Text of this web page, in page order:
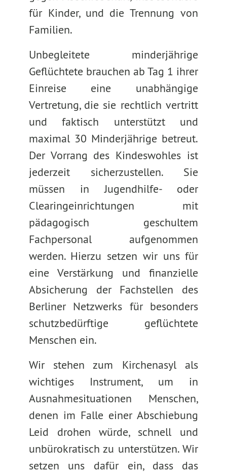
für Kinder, und die Trennung von
Familien.
Unbegleitete minderjährige
Geflüchtete brauchen ab Tag 1 ihrer
Einreise eine unabhängige
Vertretung, die sie rechtlich vertritt
und faktisch unterstützt und
maximal 30 Minderjährige betreut.
Der Vorrang des Kindeswohles ist
jederzeit sicherzustellen. Sie
müssen in Jugendhilfe- oder
Clearingeinrichtungen mit
pädagogisch geschultem
Fachpersonal aufgenommen
werden. Hierzu setzen wir uns für
eine Verstärkung und finanzielle
Absicherung der Fachstellen des
Berliner Netzwerks für besonders
schutzbedürftige geflüchtete
Menschen ein.
Wir stehen zum Kirchenasyl als
wichtiges Instrument, um in
Ausnahmesituationen Menschen,
denen im Falle einer Abschiebung
Leid drohen würde, schnell und
unbürokratisch zu unterstützen. Wir
setzen uns dafür ein, dass das